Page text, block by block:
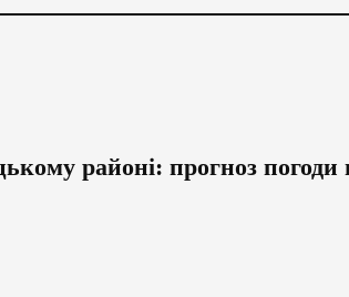
районі: прогноз погоди